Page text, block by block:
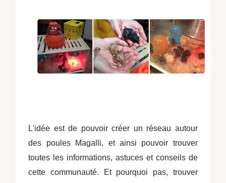
L'idée est de pouvoir créer un réseau autour
des poules Magalli, et ainsi pouvoir trouver
toutes les informations, astuces et conseils de
cette communauté. Et pourquoi pas, trouver